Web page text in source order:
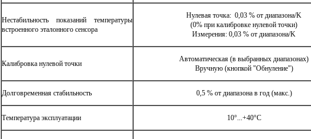
Нестабильность показаний температуры
встроенного эталонного сенсора
Нулевая точка: 0,03 % от диапазона/K
(0% при калибровке нулевой точки)
Измерения: 0,03 % от диапазона/K
Калибровка нулевой точки
Автоматическая (в выбранных диапазонах)
Вручную (кнопкой "Обнуление")
Долговременная стабильность 0,5 % от диапазона в год (макс.)
Температура эксплуатации 10°...+40°С